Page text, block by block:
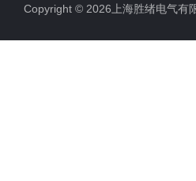
Copyright © 2026上海胜绪电气